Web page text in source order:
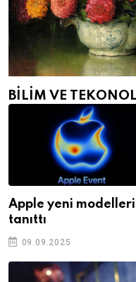
BILIM VE
Apple yeni
tanıttı
09.09.2025